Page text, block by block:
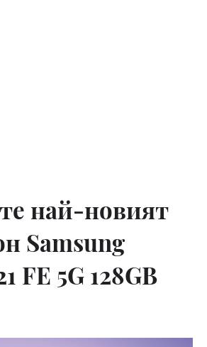
най-новият
Samsung
FE 5G 128GB